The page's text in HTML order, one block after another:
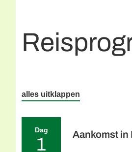
alles uitklappen
Dag
1 Aankomst in